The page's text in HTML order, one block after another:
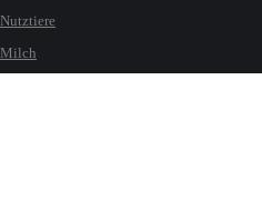
Nutztiere
Milch